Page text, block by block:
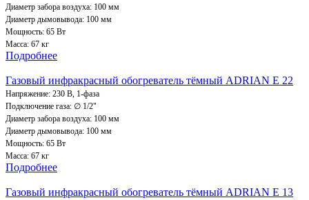
Диаметр забора воздуха: 100 мм
Диаметр дымовывода: 100 мм
Мощность: 65 Вт
Масса: 67 кг
Подробнее
Газовый инфракрасный обогреватель тёмный ADRIAN Е 22
Напряжение: 230 В, 1-фаза
Подключение газа: ∅ 1/2"
Диаметр забора воздуха: 100 мм
Диаметр дымовывода: 100 мм
Мощность: 65 Вт
Масса: 67 кг
Подробнее
Газовый инфракрасный обогреватель тёмный ADRIAN E 13